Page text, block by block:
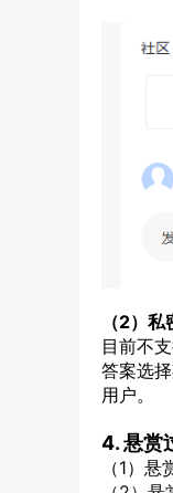
（2）
目前不
答案选
用户。
4. 悬赏
（1）